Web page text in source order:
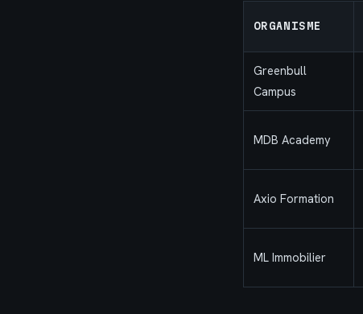
ORGANISME
Greenbull
Campus
MDB Academy
Axio Formation
ML Immobilier